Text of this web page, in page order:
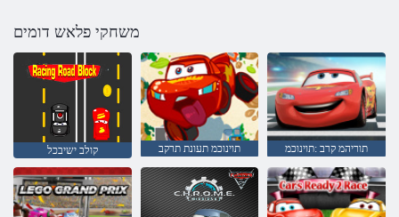
משחקי פלאש דומים
קולב ישיבכל תוינוכמ תעונת תרקב תוריהמ קרב :תוינוכמ